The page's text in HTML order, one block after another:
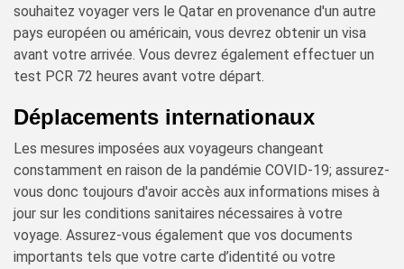
souhaitez voyager vers le Qatar en provenance d'un autre
pays européen ou américain, vous devrez obtenir un visa
avant votre arrivée. Vous devrez également effectuer un
test PCR 72 heures avant votre départ.
Déplacements internationaux
Les mesures imposées aux voyageurs changeant
constamment en raison de la pandémie COVID-19; assurez-
vous donc toujours d'avoir accès aux informations mises à
jour sur les conditions sanitaires nécessaires à votre
voyage. Assurez-vous également que vos documents
importants tels que votre carte d’identité ou votre